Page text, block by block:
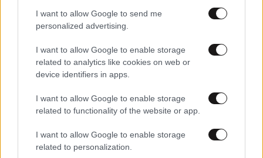
I want to allow Google to send me
personalized advertising.
I want to allow Google to enable storage
related to analytics like cookies on web or
device identifiers in apps.
I want to allow Google to enable storage
related to functionality of the website or app.
I want to allow Google to enable storage
related to personalization.